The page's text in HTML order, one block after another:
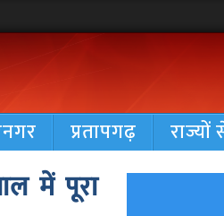
प्रतापगढ़ राज्यों
में पूरा